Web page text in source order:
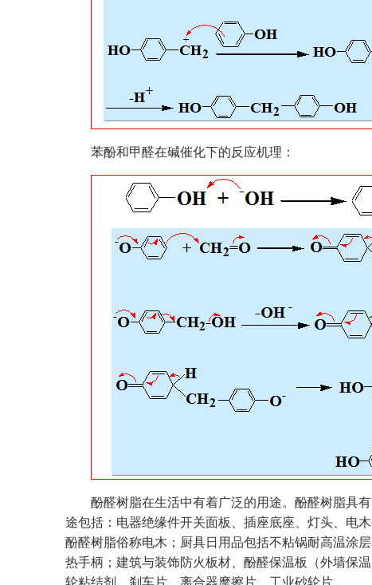
苯酚和甲醛在碱催化下的反应机理：
酚醛树脂在生活中有着广泛的用途。酚醛树脂具有
途包括：电器绝缘件开关面板、插座底座、灯头、电
酚醛树脂俗称电木；厨具日用品包括不粘锅耐高温涂
热手柄；建筑与装饰防火板材、酚醛保温板（外墙保